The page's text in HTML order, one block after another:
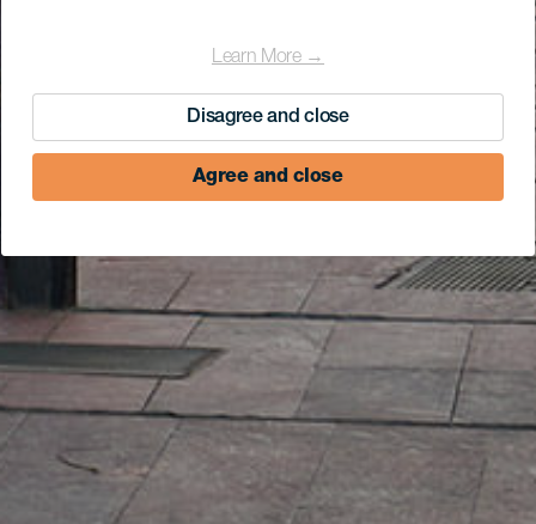
Learn More →
Disagree and close
Agree and close